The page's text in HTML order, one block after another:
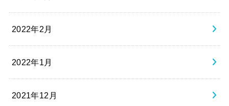
2022年2月
2022年1月
2021年12月